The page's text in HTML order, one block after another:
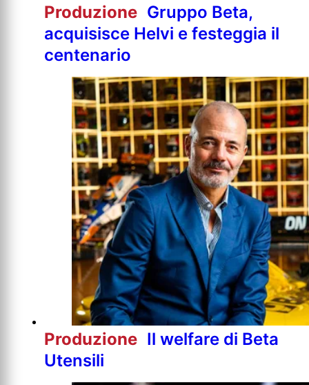
Produzione Gruppo Beta,
acquisisce Helvi e festeggia il
centenario
Produzione Il welfare di Beta
Utensili